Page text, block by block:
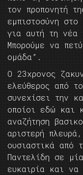
τον προπονητή
εμπιστοσύνη
για αυτή τη νέα
Μπορούμε να
ομάδα”.
Ο 23χρονος
ελεύθερος από
συνεχίσει την
οποίοι εδώ και
αναζήτηση
αριστερή
ουσιαστικά από
Παντελίδη σε
ευκαιρία και να